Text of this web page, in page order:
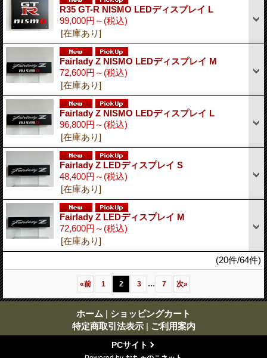
R35 GT-R NISMO LEDディスプレイ L
99,000円～ (税込)
[在庫あり]
Fairlady Z NISMO LEDディスプレイ M
72,600円～ (税込)
[在庫あり]
Fairlady Z NISMO LEDディスプレイ L
96,800円～ (税込)
[在庫あり]
Fairlady Z LEDディスプレイ S
48,400円～ (税込)
[在庫あり]
Fairlady Z LEDディスプレイ M
72,600円～ (税込)
[在庫あり]
(20件/64件)
«前 1 2 3 ... 7 次»
ホーム | ショッピングカート
特定商取引法表示 | ご利用案内
PCサイト